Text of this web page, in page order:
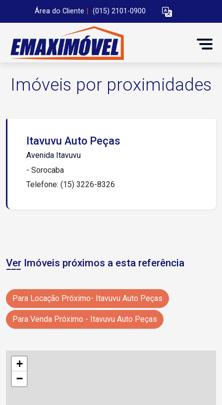
Área do Cliente (015) 2101-0900
Imóveis por proximidades
Itavuvu Auto Peças
Avenida Itavuvu
- Sorocaba
Telefone: (15) 3226-8326
Ver Imóveis próximos a esta referência
Para Locação Próximo- Itavuvu Auto Peças
Para Venda Próximo - Itavuvu Auto Peças
+
−